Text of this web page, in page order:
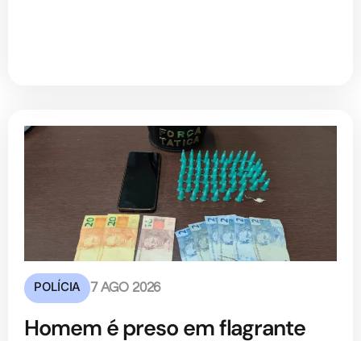
POLÍCIA 7 AGO 2026
Homem é preso em flagrante